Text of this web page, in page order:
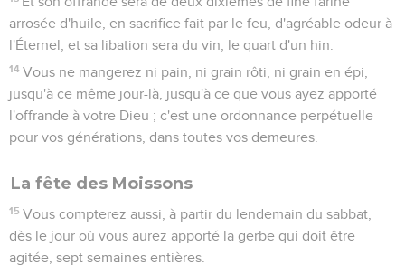
37 Telles sont les fêtes solennelles de l'Éternel, que vous
publierez comme de saintes convocations, pour offrir à
l'Éternel des sacrifices faits par le feu, des holocaustes, des
offrandes, des sacrifices et des libations, chaque chose à son
jour ;
38 Outre les sabbats de l'Éternel, et outre vos dons, et outre
tous vos voeux, et outre toutes vos offrandes volontaires que
39 Mais le quinzième jour du septième mois, quand vous
aurez recueilli le produit de la terre, vous célébrerez une
fête à l'Éternel pendant sept jours. Le premier jour sera un
jour de repos, et le huitième sera aussi un jour de repos.